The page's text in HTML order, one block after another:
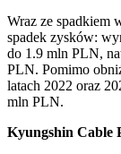
Wraz ze spadkiem
spadek zysków:
do 1.9 mln PLN,
PLN. Pomimo
latach 2022 oraz
mln PLN.
Kyungshin Cable